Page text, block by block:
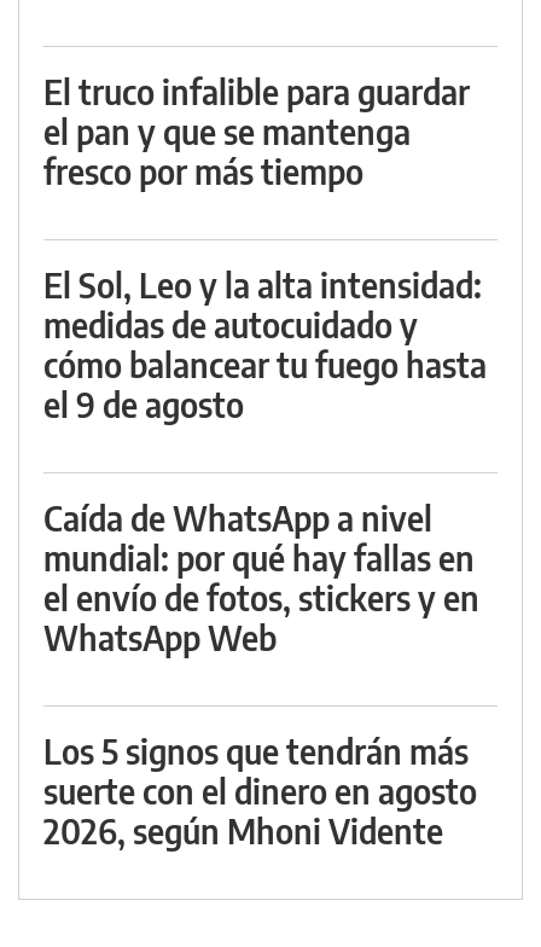
El truco infalible para guardar
el pan y que se mantenga
fresco por más tiempo
El Sol, Leo y la alta intensidad:
medidas de autocuidado y
cómo balancear tu fuego hasta
el 9 de agosto
Caída de WhatsApp a nivel
mundial: por qué hay fallas en
el envío de fotos, stickers y en
WhatsApp Web
Los 5 signos que tendrán más
suerte con el dinero en agosto
2026, según Mhoni Vidente